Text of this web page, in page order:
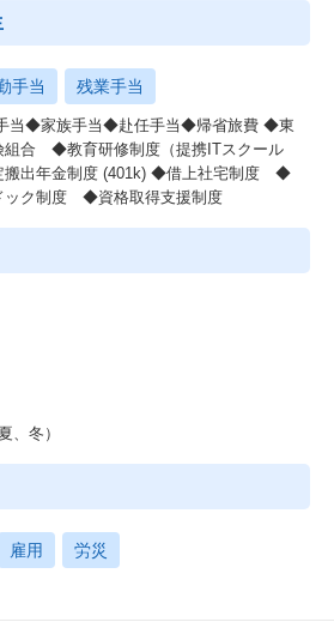
手当 残業手当
当◆家族手当◆赴任手当◆帰省旅費 ◆東
組合 ◆教育研修制度（提携ITスクール
出年金制度 (401k) ◆借上社宅制度 ◆
ック制度 ◆資格取得支援制度
冬）
雇用 労災